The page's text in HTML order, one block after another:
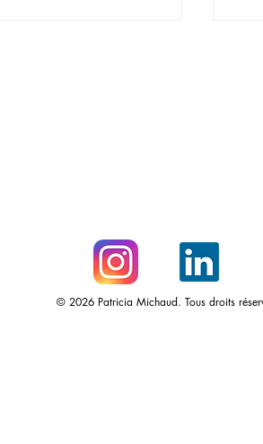
© 2026 Patricia Michaud. Tous droits